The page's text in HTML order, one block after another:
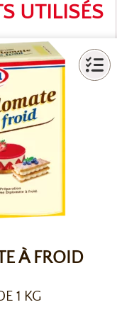
UTILISÉS
À FROID
1 KG